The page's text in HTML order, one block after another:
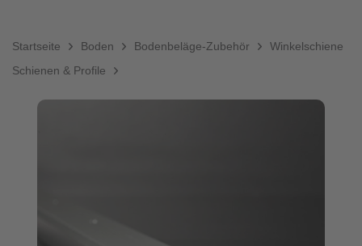
Startseite Boden
Bodenbeläge-Zubehör
Schienen & Profile
Winkelschiene